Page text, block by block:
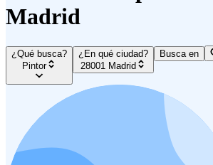
Madrid
¿Qué busca?
Pintor
¿En qué ciudad?
28001 Madrid
Busca en